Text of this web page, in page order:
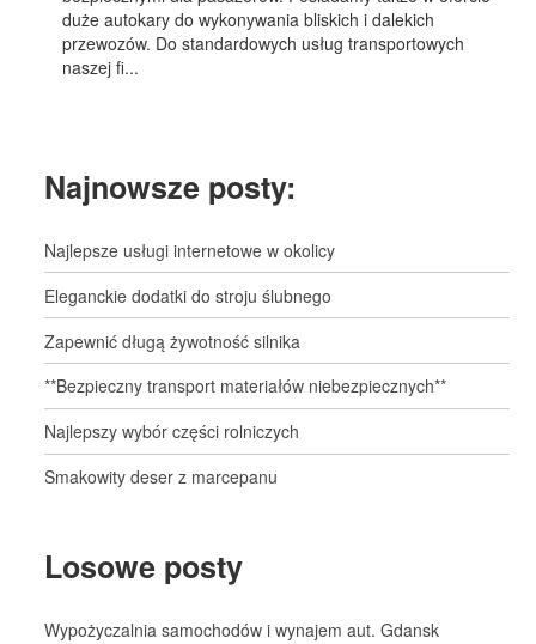
duże autokary do wykonywania bliskich i dalekich
przewozów. Do standardowych usług transportowych
naszej fi...
Najnowsze posty:
Najlepsze usługi internetowe w okolicy
Eleganckie dodatki do stroju ślubnego
Zapewnić długą żywotność silnika
**Bezpieczny transport materiałów niebezpiecznych**
Najlepszy wybór części rolniczych
Smakowity deser z marcepanu
Losowe posty
Wypożyczalnia samochodów i wynajem aut. Gdansk